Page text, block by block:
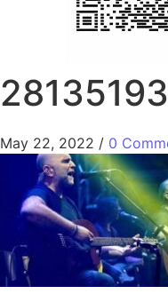
May 22, 2022 / 0